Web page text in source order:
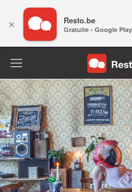
× Resto.be
Gratuite - Google Play